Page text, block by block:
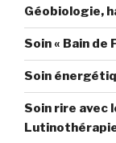
Géobiologie,
Soin « Bain
Soin
Soin rire avec